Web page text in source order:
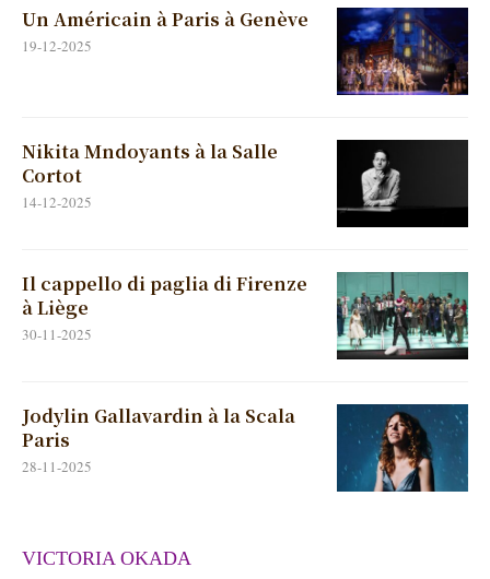
Un Américain à Paris à Genève
19-12-2025
Nikita Mndoyants à la Salle
Cortot
14-12-2025
Il cappello di paglia di Firenze
à Liège
30-11-2025
Jodylin Gallavardin à la Scala
Paris
28-11-2025
VICTORIA OKADA